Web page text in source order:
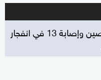
وزارة الصحة السورية: مقتل شخصين وإصابة 13 في انفجار